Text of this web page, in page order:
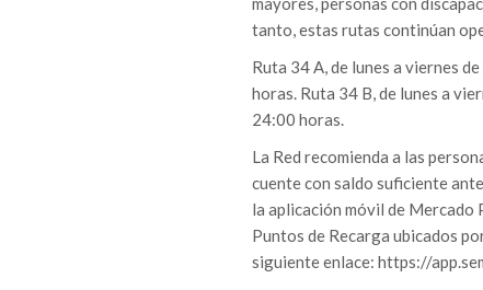
tanto, estas rutas continúan
Ruta 34 A, de lunes a viernes
horas. Ruta 34 B, de lunes a
24:00 horas.
La Red recomienda a las
cuente con saldo suficiente
la aplicación móvil de Mercado
Puntos de Recarga ubicados
siguiente enlace: https://